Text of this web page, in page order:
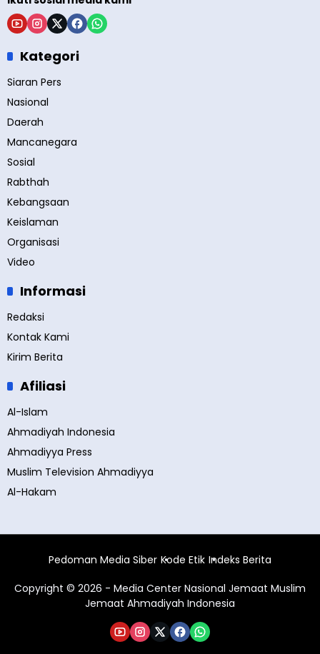
Kategori
Siaran Pers
Nasional
Daerah
Mancanegara
Sosial
Rabthah
Kebangsaan
Keislaman
Organisasi
Video
Informasi
Redaksi
Kontak Kami
Kirim Berita
Afiliasi
Al-Islam
Ahmadiyah Indonesia
Ahmadiyya Press
Muslim Television Ahmadiyya
Al-Hakam
Pedoman Media Siber Kode Etik Indeks Berita
Copyright © 2026 - Media Center Nasional Jemaat Muslim
Jemaat Ahmadiyah Indonesia